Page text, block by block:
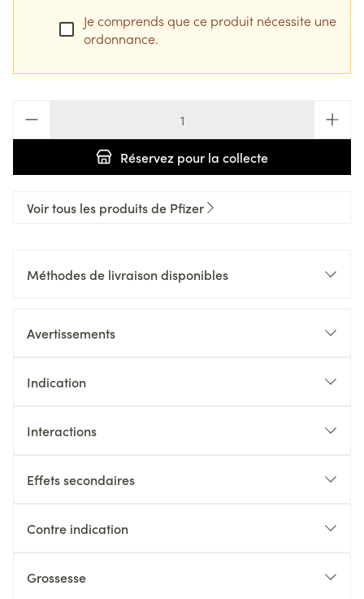
Je comprends que ce produit nécessite une
ordonnance.
Réservez pour la collecte
Voir tous les produits de Pfizer
Méthodes de livraison disponibles
Avertissements
Indication
Interactions
Effets secondaires
Contre indication
Grossesse